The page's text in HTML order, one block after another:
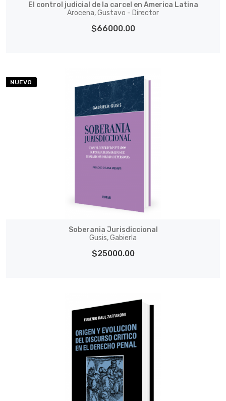
El control judicial de la carcel en America Latina
Arocena, Gustavo - Director
$66000.00
NUEVO
Soberania Jurisdiccional
Gusis, Gabierla
$25000.00